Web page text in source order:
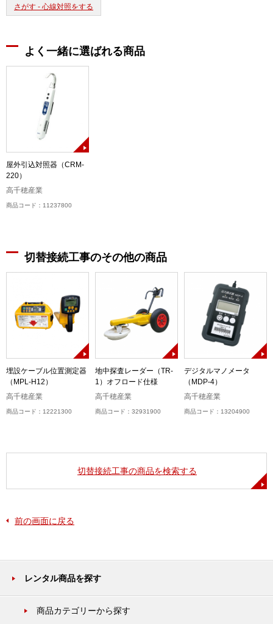
さがす - 心線対照をする
よく一緒に選ばれる商品
屋外引込対照器（CRM-
220）
高千穂産業
商品コード：11237800
切替接続工事のその他の商品
埋設ケーブル位置測定器
（MPL-H12）
高千穂産業
商品コード：12221300
地中探査レーダー（TR-
1）オフロード仕様
高千穂産業
商品コード：32931900
デジタルマノメータ
（MDP-4）
高千穂産業
商品コード：13204900
切替接続工事の商品を検索する
前の画面に戻る
レンタル商品を探す
商品カテゴリーから探す